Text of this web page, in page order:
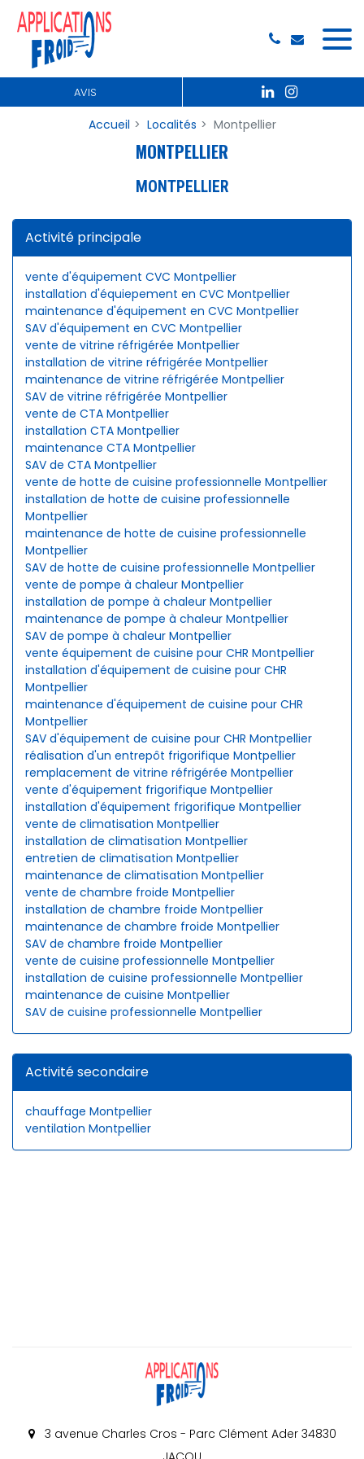
AVIS
Accueil Localités Montpellier
MONTPELLIER
MONTPELLIER
Activité principale
vente d'équipement CVC Montpellier
installation d'équiepement en CVC Montpellier
maintenance d'équipement en CVC Montpellier
SAV d'équipement en CVC Montpellier
vente de vitrine réfrigérée Montpellier
installation de vitrine réfrigérée Montpellier
maintenance de vitrine réfrigérée Montpellier
SAV de vitrine réfrigérée Montpellier
vente de CTA Montpellier
installation CTA Montpellier
maintenance CTA Montpellier
SAV de CTA Montpellier
vente de hotte de cuisine professionnelle Montpellier
installation de hotte de cuisine professionnelle
Montpellier
maintenance de hotte de cuisine professionnelle
Montpellier
SAV de hotte de cuisine professionnelle Montpellier
vente de pompe à chaleur Montpellier
installation de pompe à chaleur Montpellier
maintenance de pompe à chaleur Montpellier
SAV de pompe à chaleur Montpellier
vente équipement de cuisine pour CHR Montpellier
installation d'équipement de cuisine pour CHR
Montpellier
maintenance d'équipement de cuisine pour CHR
Montpellier
SAV d'équipement de cuisine pour CHR Montpellier
réalisation d'un entrepôt frigorifique Montpellier
remplacement de vitrine réfrigérée Montpellier
vente d'équipement frigorifique Montpellier
installation d'équipement frigorifique Montpellier
vente de climatisation Montpellier
installation de climatisation Montpellier
entretien de climatisation Montpellier
maintenance de climatisation Montpellier
vente de chambre froide Montpellier
installation de chambre froide Montpellier
maintenance de chambre froide Montpellier
SAV de chambre froide Montpellier
vente de cuisine professionnelle Montpellier
installation de cuisine professionnelle Montpellier
maintenance de cuisine Montpellier
SAV de cuisine professionnelle Montpellier
Activité secondaire
chauffage Montpellier
ventilation Montpellier
3 avenue Charles Cros - Parc Clément Ader 34830
Panneau de gestion des cookies